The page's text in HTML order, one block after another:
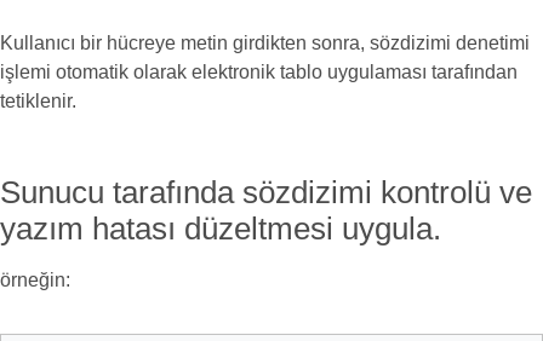
Kullanıcı bir hücreye metin girdikten sonra, sözdizimi denetimi
işlemi otomatik olarak elektronik tablo uygulaması tarafından
tetiklenir.
Sunucu tarafında sözdizimi kontrolü ve
yazım hatası düzeltmesi uygula.
örneğin: